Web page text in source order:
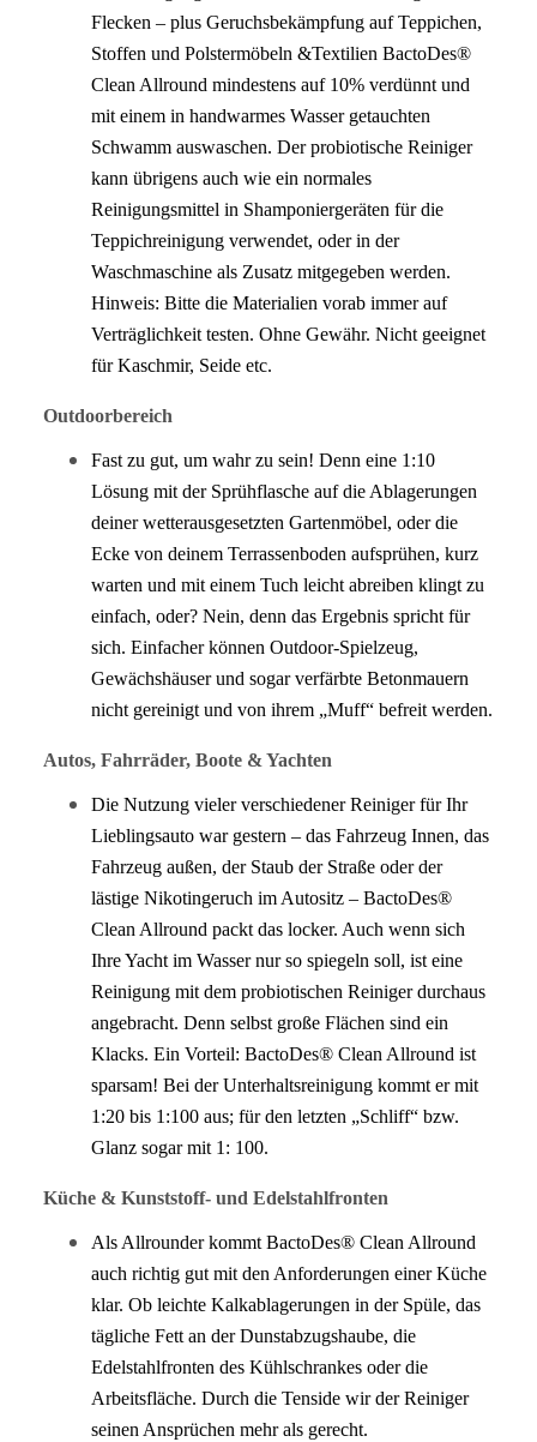
Flecken – plus Geruchsbekämpfung auf Teppichen,
Stoffen und Polstermöbeln &Textilien BactoDes®
Clean Allround mindestens auf 10% verdünnt und
mit einem in handwarmes Wasser getauchten
Schwamm auswaschen. Der probiotische Reiniger
kann übrigens auch wie ein normales
Reinigungsmittel in Shamponiergeräten für die
Teppichreinigung verwendet, oder in der
Waschmaschine als Zusatz mitgegeben werden.
Hinweis: Bitte die Materialien vorab immer auf
Verträglichkeit testen. Ohne Gewähr. Nicht geeignet
für Kaschmir, Seide etc.
Outdoorbereich
Fast zu gut, um wahr zu sein! Denn eine 1:10
Lösung mit der Sprühflasche auf die Ablagerungen
deiner wetterausgesetzten Gartenmöbel, oder die
Ecke von deinem Terrassenboden aufsprühen, kurz
warten und mit einem Tuch leicht abreiben klingt zu
einfach, oder? Nein, denn das Ergebnis spricht für
sich. Einfacher können Outdoor-Spielzeug,
Gewächshäuser und sogar verfärbte Betonmauern
nicht gereinigt und von ihrem „Muff“ befreit werden.
Autos, Fahrräder, Boote & Yachten
Die Nutzung vieler verschiedener Reiniger für Ihr
Lieblingsauto war gestern – das Fahrzeug Innen, das
Fahrzeug außen, der Staub der Straße oder der
lästige Nikotingeruch im Autositz – BactoDes®
Clean Allround packt das locker. Auch wenn sich
Ihre Yacht im Wasser nur so spiegeln soll, ist eine
Reinigung mit dem probiotischen Reiniger durchaus
angebracht. Denn selbst große Flächen sind ein
Klacks. Ein Vorteil: BactoDes® Clean Allround ist
sparsam! Bei der Unterhaltsreinigung kommt er mit
1:20 bis 1:100 aus; für den letzten „Schliff“ bzw.
Glanz sogar mit 1: 100.
Küche & Kunststoff- und Edelstahlfronten
Als Allrounder kommt BactoDes® Clean Allround
auch richtig gut mit den Anforderungen einer Küche
klar. Ob leichte Kalkablagerungen in der Spüle, das
tägliche Fett an der Dunstabzugshaube, die
Edelstahlfronten des Kühlschrankes oder die
Arbeitsfläche. Durch die Tenside wir der Reiniger
seinen Ansprüchen mehr als gerecht.